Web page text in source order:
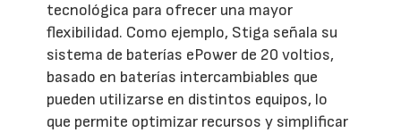
tecnológica para ofrecer una mayor
flexibilidad. Como ejemplo, Stiga señala su
sistema de baterías ePower de 20 voltios,
basado en baterías intercambiables que
pueden utilizarse en distintos equipos, lo
que permite optimizar recursos y simplificar